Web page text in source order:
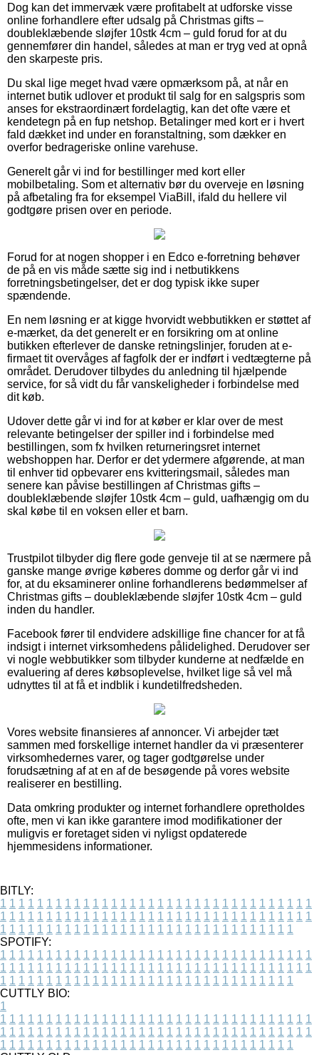
Dog kan det immervæk være profitabelt at udforske visse
online forhandlere efter udsalg på Christmas gifts –
doubleklæbende sløjfer 10stk 4cm – guld forud for at du
gennemfører din handel, således at man er tryg ved at opnå
den skarpeste pris.
Du skal lige meget hvad være opmærksom på, at når en
internet butik udlover et produkt til salg for en salgspris som
anses for ekstraordinært fordelagtig, kan det ofte være et
kendetegn på en fup netshop. Betalinger med kort er i hvert
fald dækket ind under en foranstaltning, som dækker en
overfor bedrageriske online varehuse.
Generelt går vi ind for bestillinger med kort eller
mobilbetaling. Som et alternativ bør du overveje en løsning
på afbetaling fra for eksempel ViaBill, ifald du hellere vil
godtgøre prisen over en periode.
Forud for at nogen shopper i en Edco e-forretning behøver
de på en vis måde sætte sig ind i netbutikkens
forretningsbetingelser, det er dog typisk ikke super
spændende.
En nem løsning er at kigge hvorvidt webbutikken er støttet af
e-mærket, da det generelt er en forsikring om at online
butikken efterlever de danske retningslinjer, foruden at e-
firmaet tit overvåges af fagfolk der er indført i vedtægterne på
området. Derudover tilbydes du anledning til hjælpende
service, for så vidt du får vanskeligheder i forbindelse med
dit køb.
Udover dette går vi ind for at køber er klar over de mest
relevante betingelser der spiller ind i forbindelse med
bestillingen, som fx hvilken returneringsret internet
webshoppen har. Derfor er det ydermere afgørende, at man
til enhver tid opbevarer ens kvitteringsmail, således man
senere kan påvise bestillingen af Christmas gifts –
doubleklæbende sløjfer 10stk 4cm – guld, uafhængig om du
skal købe til en voksen eller et barn.
Trustpilot tilbyder dig flere gode genveje til at se nærmere på
ganske mange øvrige køberes domme og derfor går vi ind
for, at du eksaminerer online forhandlerens bedømmelser af
Christmas gifts – doubleklæbende sløjfer 10stk 4cm – guld
inden du handler.
Facebook fører til endvidere adskillige fine chancer for at få
indsigt i internet virksomhedens pålidelighed. Derudover ser
vi nogle webbutikker som tilbyder kunderne at nedfælde en
evaluering af deres købsoplevelse, hvilket lige så vel må
udnyttes til at få et indblik i kundetilfredsheden.
Vores website finansieres af annoncer. Vi arbejder tæt
sammen med forskellige internet handler da vi præsenterer
virksomhedernes varer, og tager godtgørelse under
forudsætning af at en af de besøgende på vores website
realiserer en bestilling.
Data omkring produkter og internet forhandlere opretholdes
ofte, men vi kan ikke garantere imod modifikationer der
muligvis er foretaget siden vi nyligst opdaterede
hjemmesidens informationer.
BITLY:
1 1 1 1 1 1 1 1 1 1 1 1 1 1 1 1 1 1 1 1 1 1 1 1 1 1 1 1 1 1 1 1 1 1
1 1 1 1 1 1 1 1 1 1 1 1 1 1 1 1 1 1 1 1 1 1 1 1 1 1 1 1 1 1 1 1 1 1
1 1 1 1 1 1 1 1 1 1 1 1 1 1 1 1 1 1 1 1 1 1 1 1 1 1 1 1 1 1 1 1
SPOTIFY:
1 1 1 1 1 1 1 1 1 1 1 1 1 1 1 1 1 1 1 1 1 1 1 1 1 1 1 1 1 1 1 1 1 1
1 1 1 1 1 1 1 1 1 1 1 1 1 1 1 1 1 1 1 1 1 1 1 1 1 1 1 1 1 1 1 1 1 1
1 1 1 1 1 1 1 1 1 1 1 1 1 1 1 1 1 1 1 1 1 1 1 1 1 1 1 1 1 1 1 1
CUTTLY BIO:
1
1 1 1 1 1 1 1 1 1 1 1 1 1 1 1 1 1 1 1 1 1 1 1 1 1 1 1 1 1 1 1 1 1 1
1 1 1 1 1 1 1 1 1 1 1 1 1 1 1 1 1 1 1 1 1 1 1 1 1 1 1 1 1 1 1 1 1 1
1 1 1 1 1 1 1 1 1 1 1 1 1 1 1 1 1 1 1 1 1 1 1 1 1 1 1 1 1 1 1 1